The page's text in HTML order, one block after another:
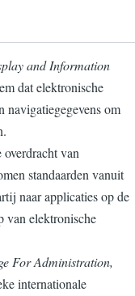
and Information
dat elektronische
navigatiegegevens om
van
standaarden vanuit
naar applicaties op de
van elektronische
For Administration,
internationale